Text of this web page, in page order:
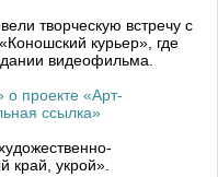
творческую встречу с
курьер», где
видеофильма.
проекте «Арт-
ссылка»
край, укрой».